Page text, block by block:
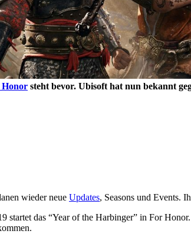
steht bevor. Ubisoft hat nun bekannt
wieder neue Updates, Seasons und Events.
startet das “Year of the Harbinger” in For